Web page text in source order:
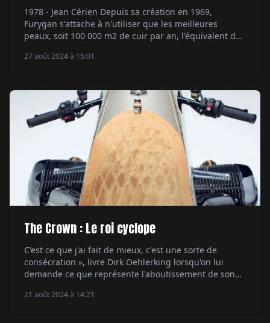
1978 - Jean Cérien Depuis sa création en 1969,
Furygan s'attache à n'utiliser que les meilleures
peaux, soit 100 000 m2 de cuir par an, l'équivalent de
titrage, en polyamide ou polyester haute densité.
27 août 2024 à 15:01
The Crown : Le roi cyclope
C'est ce que j'ai fait de mieux, c'est une sorte de
consécration », livre Dirk Oehlerking lorsqu'on lui
demande ce que représente l'aboutissement de son
un moment que la couronne en question coiffe le nom
21 août 2024 à 14:21